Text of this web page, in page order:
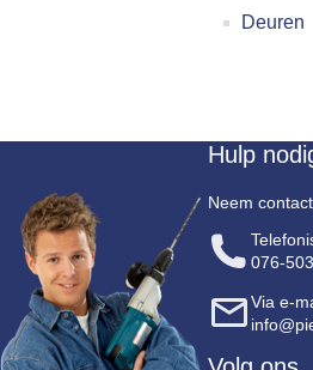
Deuren
Hulp
Neem
076-
Via e-